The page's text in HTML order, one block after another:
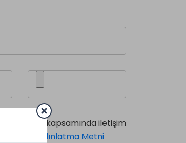
Politikası kapsamında iletişim
Aydınlatma Metni